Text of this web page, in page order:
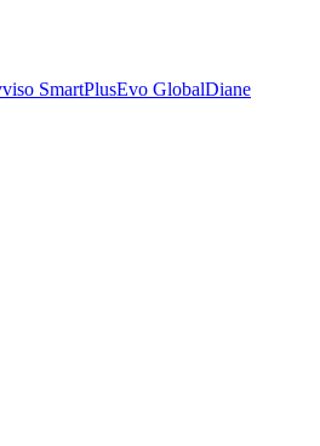
SmartPlusEvo GlobalDiane